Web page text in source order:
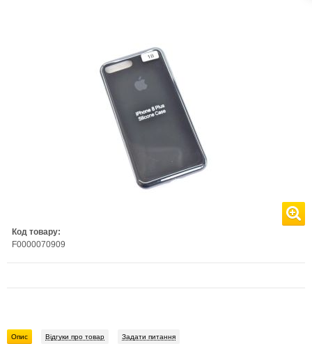
Код товару:
F0000070909
Опис Відгуки про товар Задати питання